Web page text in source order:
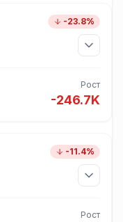
-23.8%
Рост
-246.7K
-11.4%
Рост